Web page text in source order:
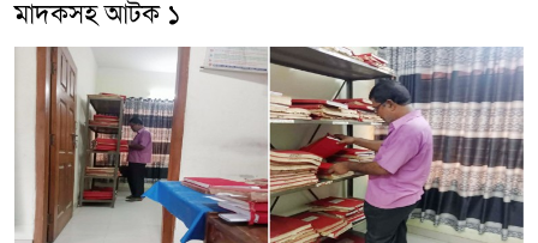
মাদকসহ আটক ১